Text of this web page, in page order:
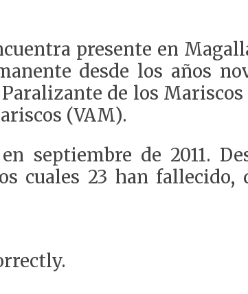
presente en
desde los años
de los
(VAM).
septiembre de 2011.
cuales 23 han